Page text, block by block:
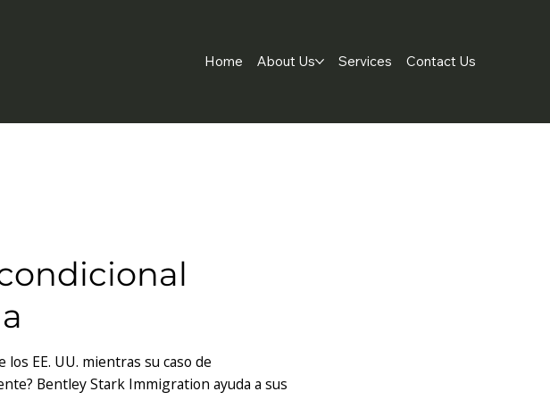
Home About Us Services Contact Us
EE. UU. mientras su caso de
Bentley Stark Immigration ayuda a sus